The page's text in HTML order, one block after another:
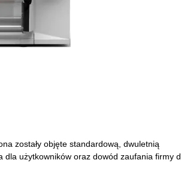
zostały objęte standardową, dwuletnią
użytkowników oraz dowód zaufania firmy